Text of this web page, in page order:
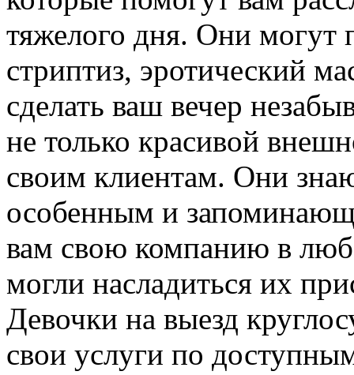
тяжелого дня. Они могут
стриптиз, эротический
сделать ваш вечер
не только красивой
своим клиентам. Они
особенным и
вам свою компанию в
могли насладиться их
Девочки на выезд
свои услуги по